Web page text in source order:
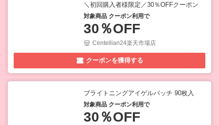
＼初回購入者様限定／30％OFFクーポン
対象商品 クーポン利用で
30％OFF
Centellian24楽天市場店
クーポンを獲得する
ブライトニングアイゲルパッチ 90枚入
対象商品 クーポン利用で
30％OFF